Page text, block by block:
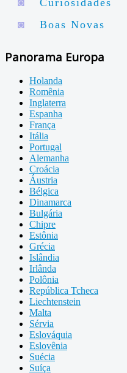
◙
Boas Novas
Panorama Europa
Holanda
Romênia
Inglaterra
Espanha
França
Itália
Portugal
Alemanha
Croácia
Áustria
Bélgica
Dinamarca
Bulgária
Chipre
Estônia
Grécia
Islândia
Irlânda
Polônia
República Tcheca
Liechtenstein
Malta
Sérvia
Eslováquia
Eslovênia
Suécia
Suíça